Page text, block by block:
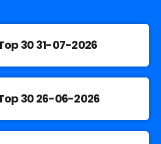
30 31-07-2026
30 26-06-2026